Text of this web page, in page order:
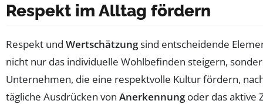
Respekt im Alltag fördern
Respekt und Wertschätzungsind entscheidende
nicht nur das individuelle Wohlbefinden steigern,
Unternehmen, die eine respektvolle Kultur fördern,
tägliche Ausdrücken von Anerkennungoder das aktive